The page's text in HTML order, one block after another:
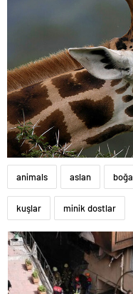
animals aslan boğa
kuşlar minik dostlar